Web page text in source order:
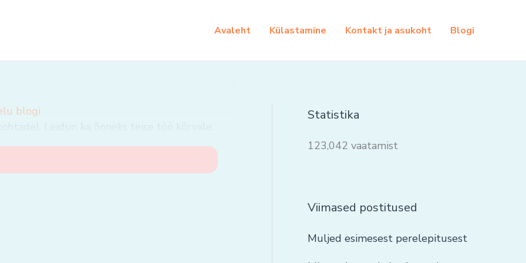
Avaleht Külastamine Kontakt ja asukoht Blogi
blogi
Statistika
123,042 vaatamist
Viimased postitused
Muljed esimesest perelepitusest